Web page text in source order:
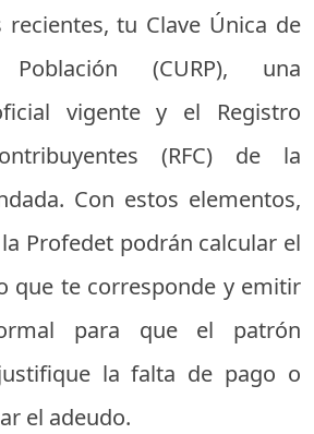
tu Clave Única de
(CURP), una
vigente y el Registro
(RFC) de la
Con estos elementos,
Profedet podrán calcular el
que te corresponde y emitir
para que el patrón
la falta de pago o
el adeudo.